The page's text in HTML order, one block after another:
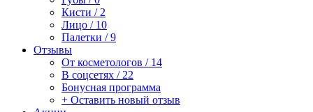
Кисти / 2
Лицо / 10
Палетки / 9
Отзывы
От косметологов / 14
В соцсетях / 22
Бонусная программа
+ Оставить новый отзыв